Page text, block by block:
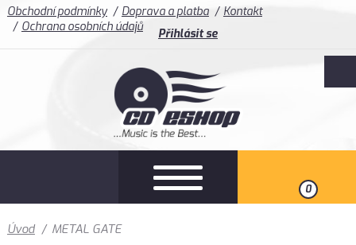
Obchodní podmínky Doprava a platba
Kontakt
Ochrana osobních údajů
Přihlásit se
0
Úvod / METAL GATE